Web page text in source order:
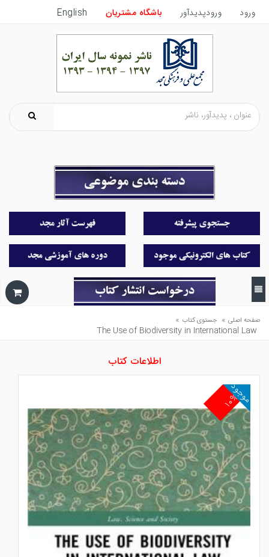
ورود ورودپدیدآور باشگاه مشتریان English
صفحه اصلی » جستوی کتاب »
The Use of Biodiversity in International Law
اطلاعات کتاب
۱۰%
موجود